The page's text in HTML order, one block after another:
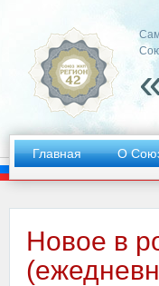
Главная О
Новое в